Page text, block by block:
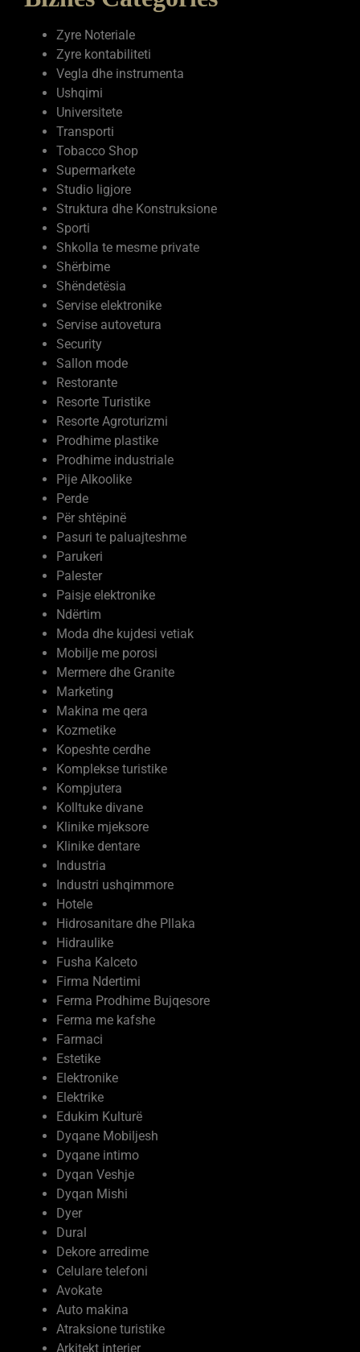
Zyre kontabiliteti
Vegla dhe instrumenta
Ushqimi
Universitete
Transporti
Tobacco Shop
Supermarkete
Studio ligjore
Struktura dhe Konstruksione
Sporti
Shkolla te mesme private
Shërbime
Shëndetësia
Servise elektronike
Servise autovetura
Security
Sallon mode
Restorante
Resorte Turistike
Resorte Agroturizmi
Prodhime plastike
Prodhime industriale
Pije Alkoolike
Perde
Për shtëpinë
Pasuri te paluajteshme
Parukeri
Palester
Paisje elektronike
Ndërtim
Moda dhe kujdesi vetiak
Mobilje me porosi
Mermere dhe Granite
Marketing
Makina me qera
Kozmetike
Kopeshte cerdhe
Komplekse turistike
Kompjutera
Kolltuke divane
Klinike mjeksore
Klinike dentare
Industria
Industri ushqimmore
Hotele
Hidrosanitare dhe Pllaka
Hidraulike
Fusha Kalceto
Firma Ndertimi
Ferma Prodhime Bujqesore
Ferma me kafshe
Farmaci
Estetike
Elektronike
Elektrike
Edukim Kulturë
Dyqane Mobiljesh
Dyqane intimo
Dyqan Veshje
Dyqan Mishi
Dyer
Dural
Dekore arredime
Celulare telefoni
Avokate
Auto makina
Atraksione turistike
Arkitekt interier
Argëtimi